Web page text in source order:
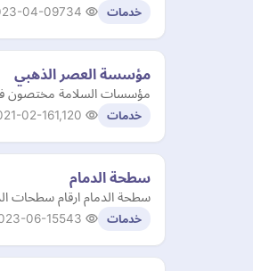
خدمات 04-09
مؤسسة العصر الذهبي
مؤسسات السلامة مختصون في
خدمات 02-16
سطحة الدمام
سطحة الدمام ارقام سطحات
خدمات 06-15